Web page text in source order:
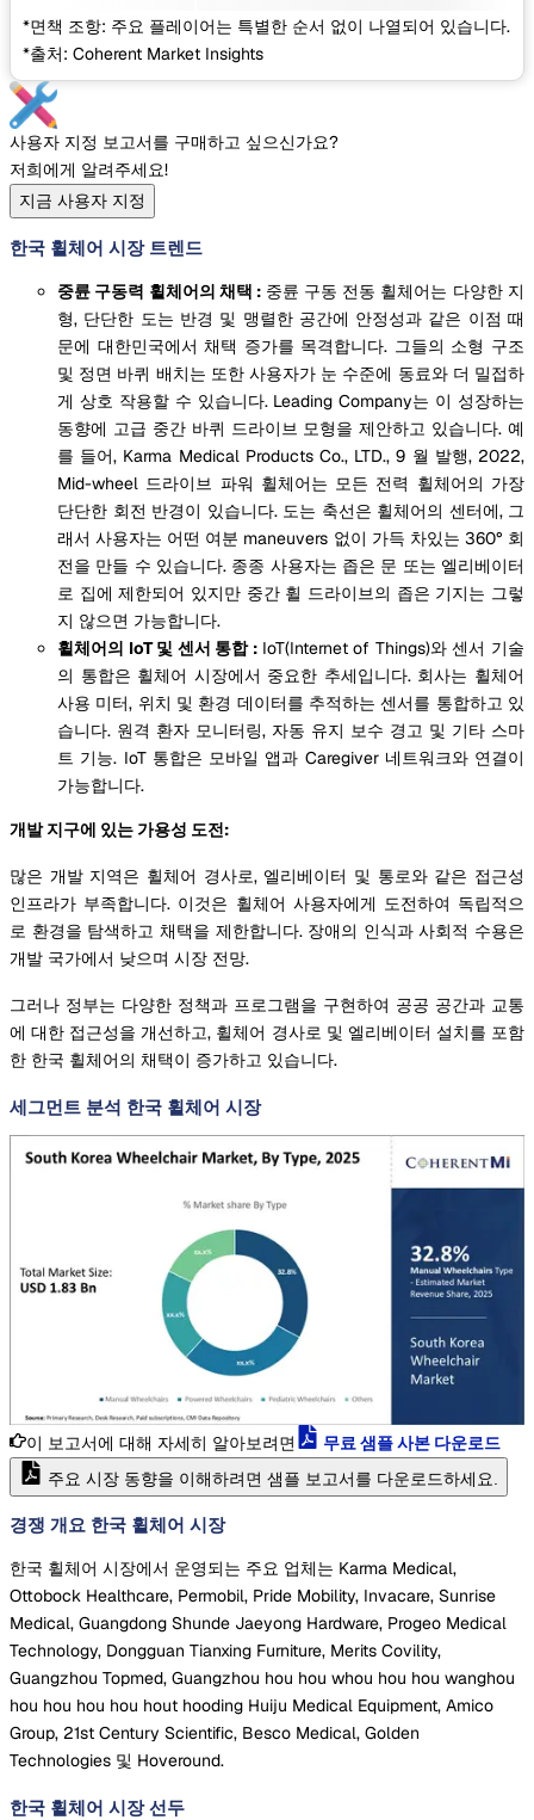
*면책 조항: 주요 플레이어는 특별한 순서 없이 나열되어 있습니다.
*출처: Coherent Market Insights
사용자 지정 보고서를 구매하고 싶으신가요?
저희에게 알려주세요!
지금 사용자 지정
한국 휠체어 시장 트렌드
중륜 구동력 휠체어의 채택 : 중륜 구동 전동 휠체어는 다양한 지
형, 단단한 도는 반경 및 맹렬한 공간에 안정성과 같은 이점 때
문에 대한민국에서 채택 증가를 목격합니다. 그들의 소형 구조
및 정면 바퀴 배치는 또한 사용자가 눈 수준에 동료와 더 밀접하
게 상호 작용할 수 있습니다. Leading Company는 이 성장하는
동향에 고급 중간 바퀴 드라이브 모형을 제안하고 있습니다. 예
를 들어, Karma Medical Products Co., LTD., 9 월 발행, 2022,
Mid-wheel 드라이브 파워 휠체어는 모든 전력 휠체어의 가장
단단한 회전 반경이 있습니다. 도는 축선은 휠체어의 센터에, 그
래서 사용자는 어떤 여분 maneuvers 없이 가득 차있는 360° 회
전을 만들 수 있습니다. 종종 사용자는 좁은 문 또는 엘리베이터
로 집에 제한되어 있지만 중간 휠 드라이브의 좁은 기지는 그렇
지 않으면 가능합니다.
휠체어의 IoT 및 센서 통합 : IoT(Internet of Things)와 센서 기술
의 통합은 휠체어 시장에서 중요한 추세입니다. 회사는 휠체어
사용 미터, 위치 및 환경 데이터를 추적하는 센서를 통합하고 있
습니다. 원격 환자 모니터링, 자동 유지 보수 경고 및 기타 스마
트 기능. IoT 통합은 모바일 앱과 Caregiver 네트워크와 연결이
가능합니다.
개발 지구에 있는 가용성 도전:
많은 개발 지역은 휠체어 경사로, 엘리베이터 및 통로와 같은 접근성
인프라가 부족합니다. 이것은 휠체어 사용자에게 도전하여 독립적으
로 환경을 탐색하고 채택을 제한합니다. 장애의 인식과 사회적 수용은
개발 국가에서 낮으며 시장 전망.
그러나 정부는 다양한 정책과 프로그램을 구현하여 공공 공간과 교통
에 대한 접근성을 개선하고, 휠체어 경사로 및 엘리베이터 설치를 포함
한 한국 휠체어의 채택이 증가하고 있습니다.
세그먼트 분석 한국 휠체어 시장
이 보고서에 대해 자세히 알아보려면 무료 샘플 사본 다운로드
주요 시장 동향을 이해하려면 샘플 보고서를 다운로드하세요.
경쟁 개요 한국 휠체어 시장
한국 휠체어 시장에서 운영되는 주요 업체는 Karma Medical,
Ottobock Healthcare, Permobil, Pride Mobility, Invacare, Sunrise
Medical, Guangdong Shunde Jaeyong Hardware, Progeo Medical
Technology, Dongguan Tianxing Furniture, Merits Covility,
Guangzhou Topmed, Guangzhou hou hou whou hou hou wanghou
hou hou hou hou hout hooding Huiju Medical Equipment, Amico
Group, 21st Century Scientific, Besco Medical, Golden
Technologies 및 Hoveround.
한국 휠체어 시장 선두